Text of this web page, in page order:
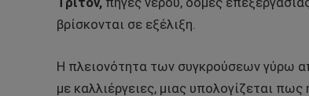
βρίσκονται σε εξέλιξη.
Η πλειονότητα των συγκρούσεων γύρω
με καλλιέργειες, μιας υπολογίζεται